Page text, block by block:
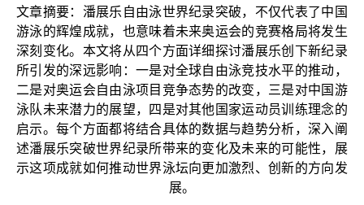
文章摘要：潘展乐自由泳世界纪录突破，不仅代表了中国
游泳的辉煌成就，也意味着未来奥运会的竞赛格局将发生
深刻变化。本文将从四个方面详细探讨潘展乐创下新纪录
所引发的深远影响：一是对全球自由泳竞技水平的推动，
二是对奥运会自由泳项目竞争态势的改变，三是对中国游
泳队未来潜力的展望，四是对其他国家运动员训练理念的
启示。每个方面都将结合具体的数据与趋势分析，深入阐
述潘展乐突破世界纪录所带来的变化及未来的可能性，展
示这项成就如何推动世界泳坛向更加激烈、创新的方向发
展。